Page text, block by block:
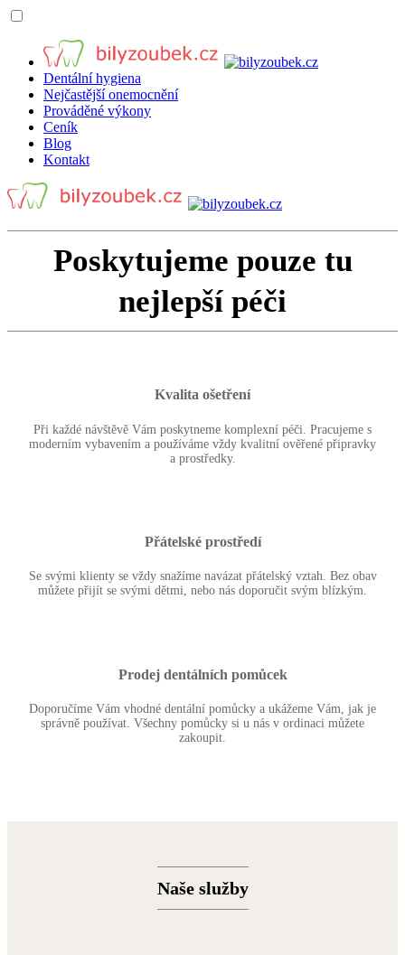
Dentální hygiena
Nejčastější onemocnění
Prováděné výkony
Ceník
Blog
Kontakt
Poskytujeme pouze tu
nejlepší péči
Kvalita ošetření
Při každé návštěvě Vám poskytneme komplexní péči. Pracujeme s
moderním vybavením a používáme vždy kvalitní ověřené připravky
a prostředky.
Přátelské prostředí
Se svými klienty se vždy snažíme navázat přátelský vztah. Bez obav
můžete přijít se svými dětmi, nebo nás doporučit svým blízkým.
Prodej dentálních pomůcek
Doporučíme Vám vhodné dentální pomůcky a ukážeme Vám, jak je
správně používat. Všechny pomůcky si u nás v ordinaci můžete
zakoupit.
Naše služby